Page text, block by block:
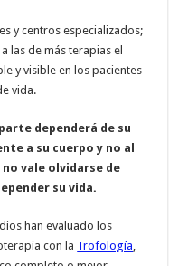
y centros especializados;
las de más terapias el
y visible en los pacientes
vida.
dependerá de su
a su cuerpo y no al
vale olvidarse de
su vida.
han evaluado los
con la Trofología